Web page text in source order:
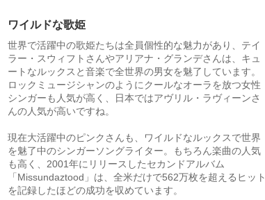
ワイルドな歌姫
世界で活躍中の歌姫たちは全員個性的な魅力があり、テイ
ラー・スウィフトさんやアリアナ・グランデさんは、キュ
ートなルックスと音楽で全世界の男女を魅了しています。
ロックミュージシャンのようにクールなオーラを放つ女性
シンガーも人気が高く、日本ではアヴリル・ラヴィーンさ
んの人気が高いですね。
現在大活躍中のピンクさんも、ワイルドなルックスで世界
を魅了中のシンガーソングライター。もちろん楽曲の人気
も高く、2001年にリリースしたセカンドアルバム
「Missundaztood」は、全米だけで562万枚を超えるヒット
を記録したほどの成功を収めています。